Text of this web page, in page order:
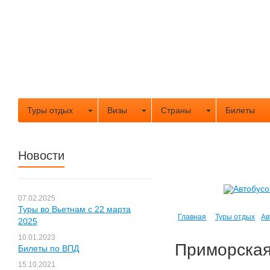
Туры отдых Визы Страны Билеты
Главная Туры отдых
Новости
07.02.2025
Туры во Вьетнам с 22 марта
2025
10.01.2023
Билеты по ВПД
15.10.2021